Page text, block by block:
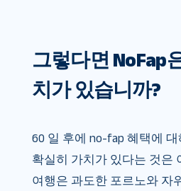
그렇다면 NoFap
치가 있습니까?
60 일 후에 no-fap 혜택에 대
확실히 가치가 있다는 것은
여행은 과도한 포르노와 자